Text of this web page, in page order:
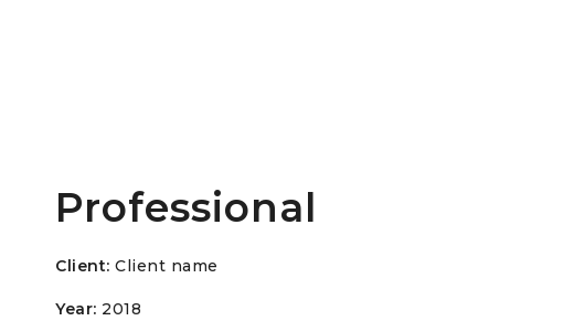
Professional
Client: Client name
Year: 2018